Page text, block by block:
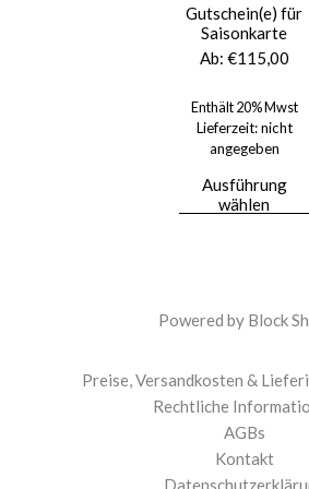
Gutschein(e) für
Saisonkarte
Ab: €115,00
Enthält 20% Mwst
Lieferzeit: nicht
angegeben
Ausführung
wählen
Powered by Block
Preise, Versandkosten &
Rechtliche
AGBs
Kontakt